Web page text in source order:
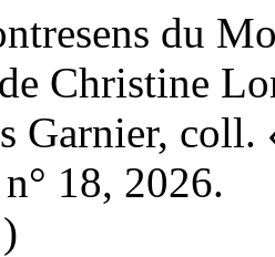
du
Christine
Garnier,
18, 2026.